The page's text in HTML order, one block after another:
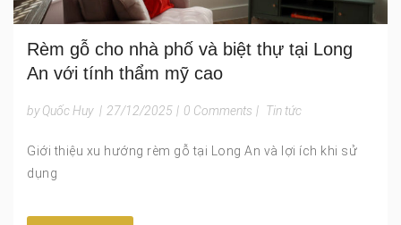
Rèm gỗ cho nhà phố và biệt thự tại Long
An với tính thẩm mỹ cao
by Quốc Huy | 27/12/2025 | 0 Comments | Tin tức
Giới thiệu xu hướng rèm gỗ tại Long An và lợi ích khi sử
dụng